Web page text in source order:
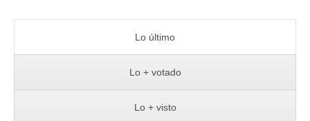
Lo último
Lo + votado
Lo + visto